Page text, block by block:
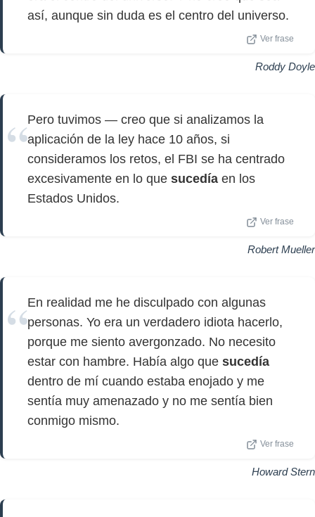
así, aunque sin duda es el centro del universo.
Ver frase
Roddy Doyle
Pero tuvimos — creo que si analizamos la
aplicación de la ley hace 10 años, si
consideramos los retos, el FBI se ha centrado
excesivamente en lo que sucedía en los
Estados Unidos.
Ver frase
Robert Mueller
En realidad me he disculpado con algunas
personas. Yo era un verdadero idiota hacerlo,
porque me siento avergonzado. No necesito
estar con hambre. Había algo que sucedía
dentro de mí cuando estaba enojado y me
sentía muy amenazado y no me sentía bien
conmigo mismo.
Ver frase
Howard Stern